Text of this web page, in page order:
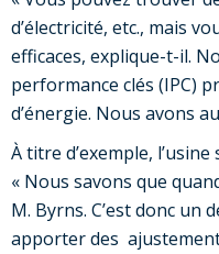
d’électricité, etc., mais
efficaces, explique-t-il.
performance clés (IPC)
d’énergie. Nous avons
À titre d’exemple,
« Nous savons que
M. Byrns. C’est donc un
apporter des